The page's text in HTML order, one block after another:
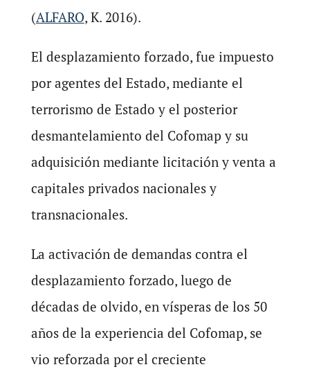
(ALFARO, K. 2016).
El desplazamiento forzado, fue impuesto
por agentes del Estado, mediante el
terrorismo de Estado y el posterior
desmantelamiento del Cofomap y su
adquisición mediante licitación y venta a
capitales privados nacionales y
transnacionales.
La activación de demandas contra el
desplazamiento forzado, luego de
décadas de olvido, en vísperas de los 50
años de la experiencia del Cofomap, se
vio reforzada por el creciente